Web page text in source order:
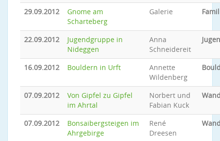
29.09.2012
Gnome am
Scharteberg
Galerie
22.09.2012
Jugendgruppe in
Nideggen
Anna
Schneidereit
16.09.2012 Bouldern in Urft
Annette
Wildenberg
07.09.2012
Von Gipfel zu Gipfel
im Ahrtal
Norbert und
Fabian Kuck
07.09.2012
Bonsaibergsteigen im
Ahrgebirge
René
Dreesen